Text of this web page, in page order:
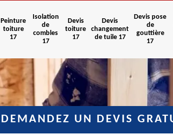
Peinture
toiture
17
Isolation
de
combles
17
Devis
toiture
17
Devis
changement
de tuile 17
Devis pose
de
gouttière
17
DEMANDEZ UN DEVIS